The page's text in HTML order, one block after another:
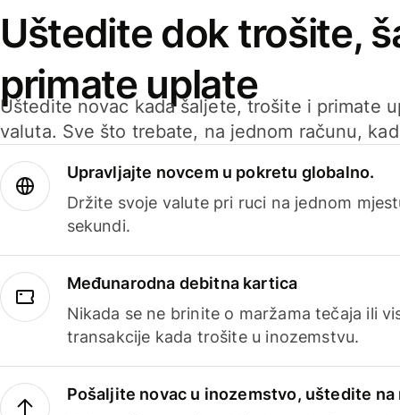
Uštedite dok trošite,
primate uplate
Uštedite novac kada šaljete, trošite i primate
valuta. Sve što trebate, na jednom računu,
Upravljajte novcem u pokretu globalno.
Držite svoje valute pri ruci na jednom
sekundi.
Međunarodna debitna kartica
Nikada se ne brinite o maržama tečaja ili
transakcije kada trošite u inozemstvu.
Pošaljite novac u inozemstvo, uštedite na